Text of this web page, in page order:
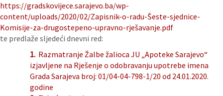
https://gradskovijece.sarajevo.ba/wp-
content/uploads/2020/02/Zapisnik-o-radu-Šeste-sjednice-
Komisije-za-drugostepeno-upravno-rješavanje.pdf
te predlaže sljedeći dnevni red:
1. Razmatranje Žalbe žalioca JU „Apoteke Sarajevo“
izjavljene na Rješenje o odobravanju upotrebe imena
Grada Sarajeva broj: 01/04-04-798-1/20 od 24.01.2020.
godine